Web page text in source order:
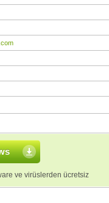
ve virüslerden ücretsiz